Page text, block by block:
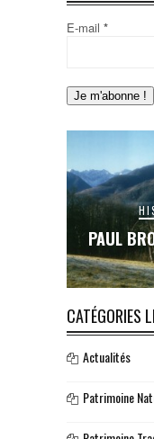
E-mail *
PAUL
CATÉGORIES
Actualités
Patrimoine